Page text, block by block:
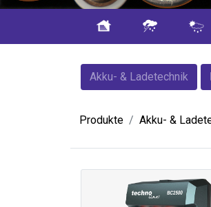
Akku- & Ladetechnik
Produkte Akku- &